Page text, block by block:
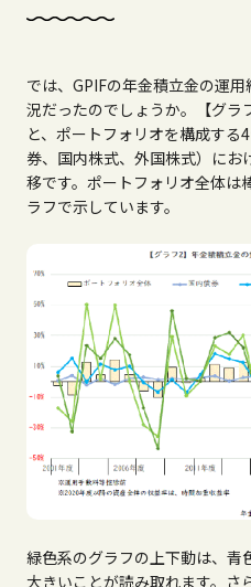
では、GPIFの年金積立金の運
況だったのでしょうか。【グラ
と、ポートフォリオを構成する
券、国内株式、外国株式）に
移です。ポートフォリオ全体は
ラフで示しています。
緑色系のグラフの上下動は、青
大きいことが読み取れます。さ